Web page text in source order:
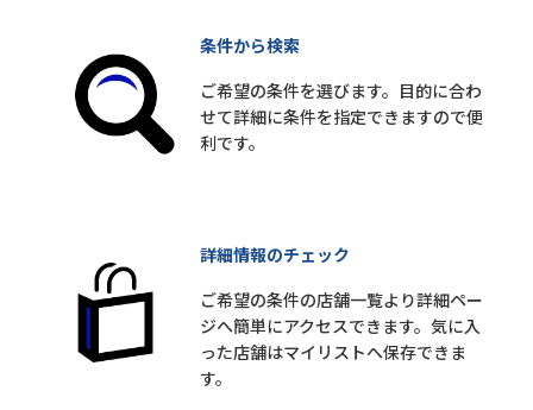
条件から検索
ご希望の条件を選びます。目的に合わ
せて詳細に条件を指定できますので便
利です。
詳細情報のチェック
ご希望の条件の店舗一覧より詳細ペー
ジへ簡単にアクセスできます。気に入
った店舗はマイリストへ保存できま
す。